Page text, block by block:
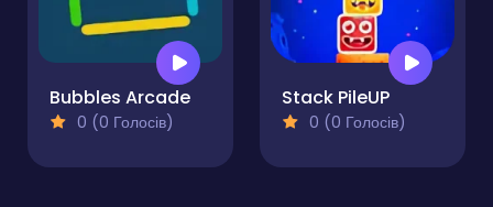
Bubbles Arcade
0 (0 Голосів)
Stack PileUP
0 (0 Голосів)